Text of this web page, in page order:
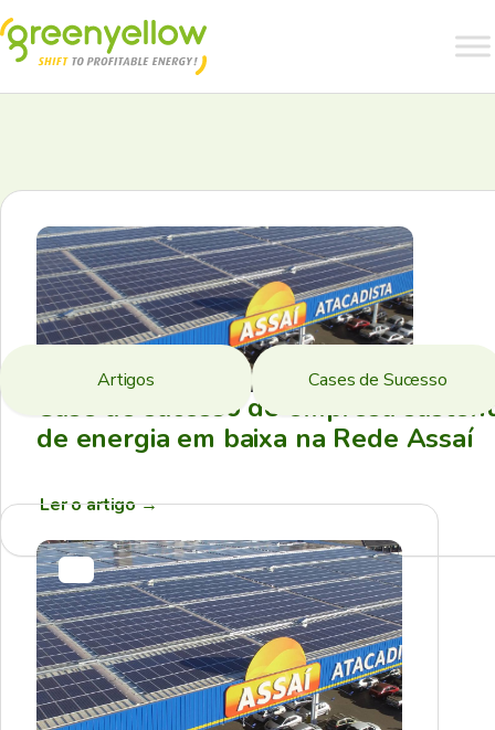
Case de sucesso de empresa
de energia em baixa na Rede Assaí
Ler o artigo→
Artigos Cases de Sucesso